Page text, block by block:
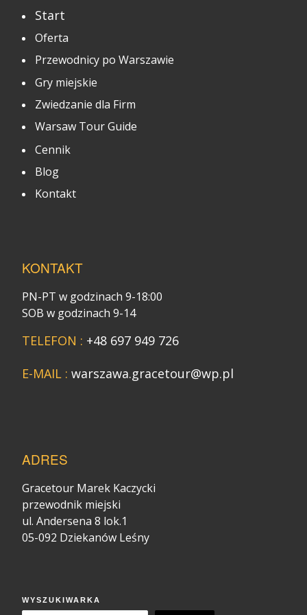
Start
Oferta
Przewodnicy po Warszawie
Gry miejskie
Zwiedzanie dla Firm
Warsaw Tour Guide
Cennik
Blog
Kontakt
KONTAKT
PN-PT w godzinach 9-18:00
SOB w godzinach 9-14
TELEFON : +48 697 949 726
E-MAIL : warszawa.gracetour@wp.pl
ADRES
Gracetour Marek Kaczycki
przewodnik miejski
ul. Andersena 8 lok.1
05-092 Dziekanów Leśny
WYSZUKIWARKA